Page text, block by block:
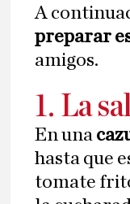
A
preparar
amigos.
1. La
En una
hasta que
tomate